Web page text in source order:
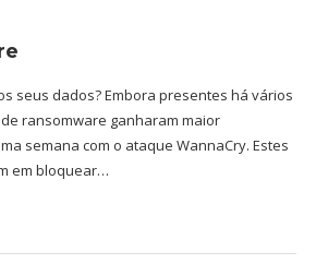
seus dados? Embora presentes há vários
ransomware ganharam maior
semana com o ataque WannaCry. Estes
em bloquear…